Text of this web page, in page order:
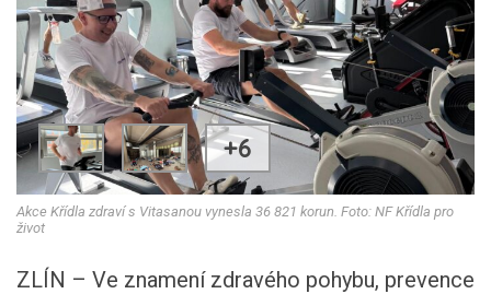
+6
Akce Křídla zdraví s Vitasanou vynesla 36 821 korun. Foto: NF Křídla pro
život
ZLÍN – Ve znamení zdravého pohybu, prevence